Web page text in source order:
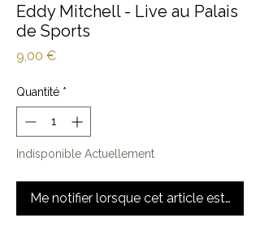
Eddy Mitchell - Live au Palais
de Sports
9,00 €Prix
Quantité *
Indisponible Actuellement
Me notifier lorsque cet article est